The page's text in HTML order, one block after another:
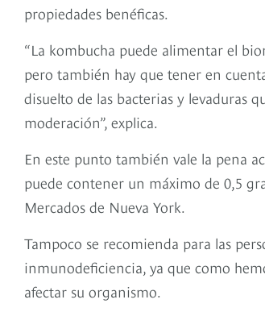
propiedades benéficas.
“La kombucha puede alimentar el
pero también hay que tener en
disuelto de las bacterias y levaduras
moderación”, explica.
En este punto también vale la pena
puede contener un máximo de 0,5
Mercados de Nueva York.
Tampoco se recomienda para las
inmunodeficiencia, ya que como
afectar su organismo.